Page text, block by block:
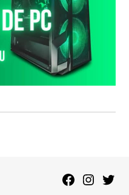
Facebook